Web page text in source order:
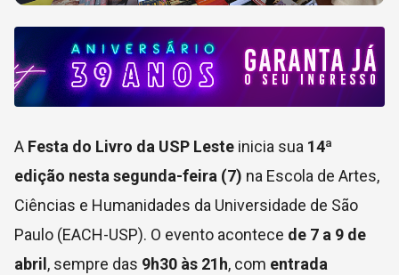
A Festa do Livro da USP Leste inicia sua 14ª
edição nesta segunda-feira (7) na Escola de Artes,
Ciências e Humanidades da Universidade de São
Paulo (EACH-USP). O evento acontece de 7 a 9 de
abril , sempre das 9h30 às 21h, com entrada